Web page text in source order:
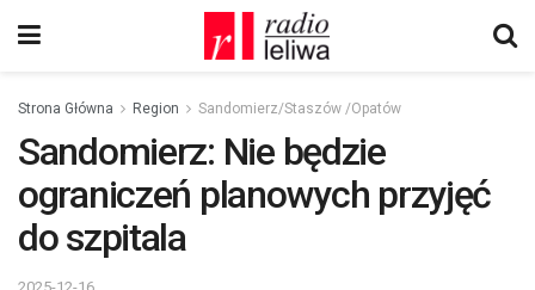
Strona Główna Region Sandomierz/Staszów /Opatów
Sandomierz: Nie będzie
ograniczeń planowych przyjęć
do szpitala